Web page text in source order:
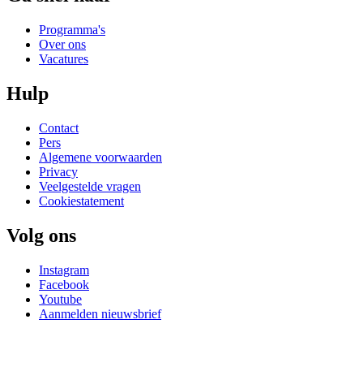
Programma's
Over ons
Vacatures
Hulp
Contact
Pers
Algemene voorwaarden
Privacy
Veelgestelde vragen
Cookiestatement
Volg ons
Instagram
Facebook
Youtube
Aanmelden nieuwsbrief